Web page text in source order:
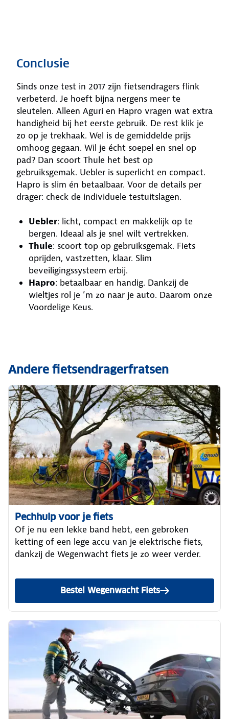
Conclusie
Sinds onze test in 2017 zijn fietsendragers flink
verbeterd. Je hoeft bijna nergens meer te
sleutelen. Alleen Aguri en Hapro vragen wat extra
handigheid bij het eerste gebruik. De rest klik je
zo op je trekhaak. Wel is de gemiddelde prijs
omhoog gegaan. Wil je écht soepel en snel op
pad? Dan scoort Thule het best op
gebruiksgemak. Uebler is superlicht en compact.
Hapro is slim én betaalbaar. Voor de details per
drager: check de individuele testuitslagen.
Uebler: licht, compact en makkelijk op te
bergen. Ideaal als je snel wilt vertrekken.
Thule: scoort top op gebruiksgemak. Fiets
oprijden, vastzetten, klaar. Slim
beveiligingssysteem erbij.
Hapro: betaalbaar en handig. Dankzij de
wieltjes rol je ’m zo naar je auto. Daarom onze
Voordelige Keus.
Andere fietsendragerfratsen
Pechhulp voor je fiets
Of je nu een lekke band hebt, een gebroken
ketting of een lege accu van je elektrische fiets,
dankzij de Wegenwacht fiets je zo weer verder.
Bestel Wegenwacht Fiets